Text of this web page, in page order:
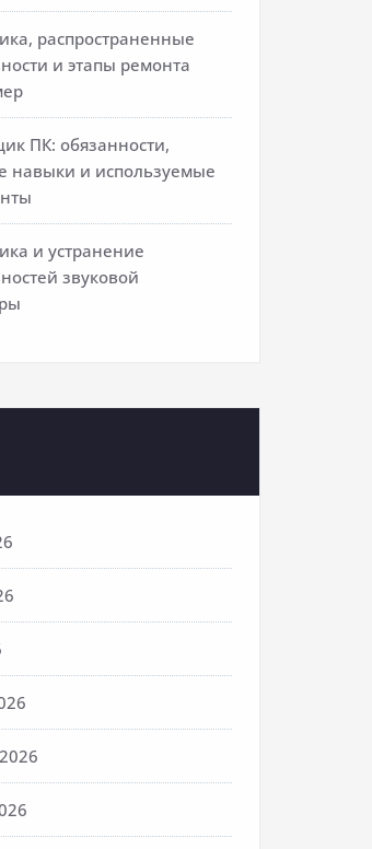
распространенные
и этапы ремонта
ПК: обязанности,
навыки и используемые
и устранение
звуковой